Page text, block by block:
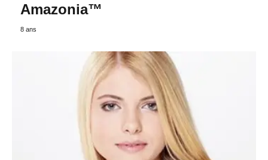
Amazonia™
8 ans